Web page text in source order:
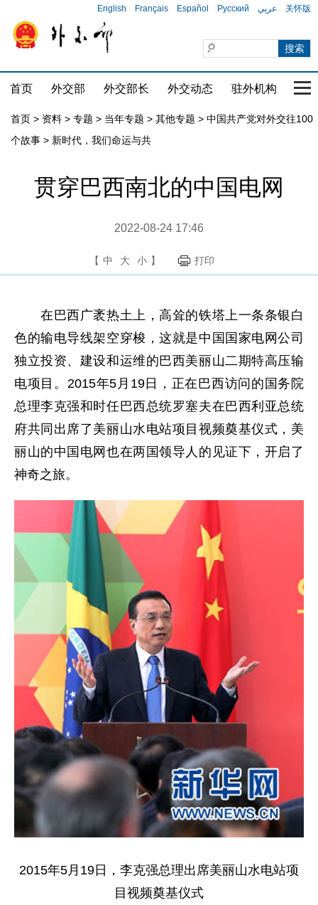
English Français Español Русский عربي 关怀版
首页 外交部 外交部长 外交动态 驻外机构 国
首页 > 资料 > 专题 > 当年专题 > 其他专题 > 中国共产党对外交往100
个故事 > 新时代，我们命运与共
贯穿巴西南北的中国电网
2022-08-24 17:46
【 中 大 小 】 打印
在巴西广袤热土上，高耸的铁塔上一条条银白
色的输电导线架空穿梭，这就是中国国家电网公司
独立投资、建设和运维的巴西美丽山二期特高压输
电项目。2015年5月19日，正在巴西访问的国务院
总理李克强和时任巴西总统罗塞夫在巴西利亚总统
府共同出席了美丽山水电站项目视频奠基仪式，美
丽山的中国电网也在两国领导人的见证下，开启了
神奇之旅。
2015年5月19日，李克强总理出席美丽山水电站项
目视频奠基仪式